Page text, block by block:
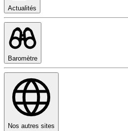
Actualités
Baromètre
Nos autres sites